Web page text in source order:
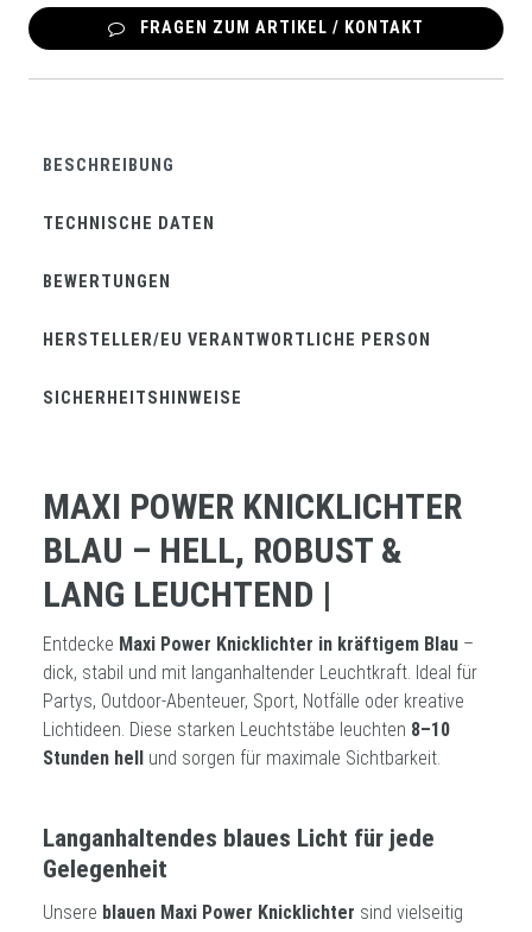
FRAGEN ZUM ARTIKEL / KONTAKT
BESCHREIBUNG
TECHNISCHE DATEN
BEWERTUNGEN
HERSTELLER/EU VERANTWORTLICHE PERSON
SICHERHEITSHINWEISE
MAXI POWER KNICKLICHTER
BLAU – HELL, ROBUST &
LANG LEUCHTEND |
Entdecke Maxi Power Knicklichter in kräftigem Blau –
dick, stabil und mit langanhaltender Leuchtkraft. Ideal für
Partys, Outdoor-Abenteuer, Sport, Notfälle oder kreative
Lichtideen. Diese starken Leuchtstäbe leuchten 8–10
Stunden hell und sorgen für maximale Sichtbarkeit.
Langanhaltendes blaues Licht für jede
Gelegenheit
Unsere blauen Maxi Power Knicklichter sind vielseitig